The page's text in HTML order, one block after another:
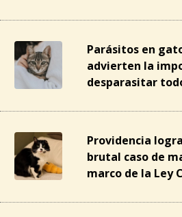
Parásitos en
advierten la
desparasitar
Providencia
brutal caso de
marco de la Ley